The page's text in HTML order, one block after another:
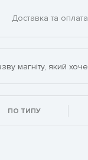
Доставка та оплата
ПО ТИПУ